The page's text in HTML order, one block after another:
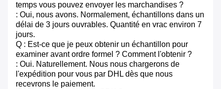
temps vous pouvez envoyer les marchandises ?
: Oui, nous avons. Normalement, échantillons dans un
délai de 3 jours ouvrables. Quantité en vrac environ 7
jours.
Q : Est-ce que je peux obtenir un échantillon pour
examiner avant ordre formel ? Comment l'obtenir ?
: Oui. Naturellement. Nous nous chargerons de
l'expédition pour vous par DHL dès que nous
recevrons le paiement.